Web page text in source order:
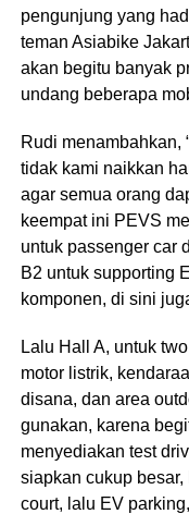
pengunjung yang
teman Asiabike
akan begitu banyak
undang beberapa
Rudi menambahkan,
tidak kami naikkan
agar semua orang
keempat ini PEVS
untuk passenger car
B2 untuk supporting
komponen, di sini
Lalu Hall A, untuk
motor listrik,
disana, dan area
gunakan, karena
menyediakan test
siapkan cukup
court, lalu EV